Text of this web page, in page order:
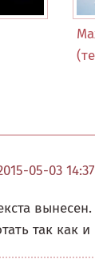
05-03
так